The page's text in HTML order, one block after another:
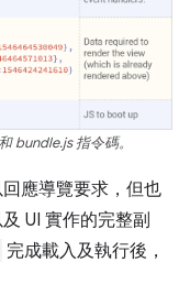
bundle.js 指令碼。
應導覽要求，但也
UI 實作的完整副
完成載入及執行後，